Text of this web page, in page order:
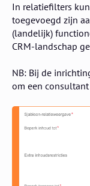
In relatiefilters
toegevoegd zijn
(landelijk)
CRM-landschap
NB: Bij de
om een